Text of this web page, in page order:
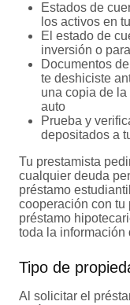
Estados de
los activos en
El estado de
inversión o
Documentos
te deshiciste
una copia de
auto
Prueba y
depositados a
Tu prestamista
cualquier deuda
préstamo
cooperación con tu
préstamo
toda la información
Tipo de
Al solicitar el